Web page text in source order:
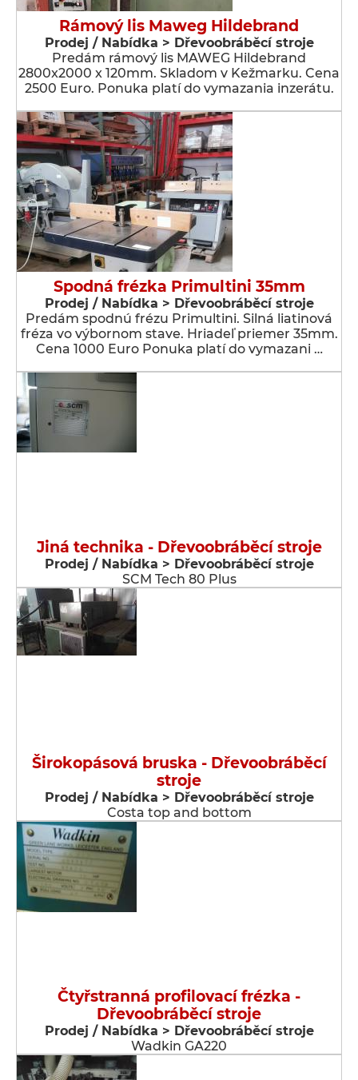
Rámový lis Maweg Hildebrand
Prodej / Nabídka > Dřevoobráběcí stroje
Predám rámový lis MAWEG Hildebrand
2800x2000 x 120mm. Skladom v Kežmarku. Cena
2500 Euro. Ponuka platí do vymazania inzerátu.
Spodná frézka Primultini 35mm
Prodej / Nabídka > Dřevoobráběcí stroje
Predám spodnú frézu Primultini. Silná liatinová
fréza vo výbornom stave. Hriadeľ priemer 35mm.
Cena 1000 Euro Ponuka platí do vymazani …
Jiná technika - Dřevoobráběcí stroje
Prodej / Nabídka > Dřevoobráběcí stroje
SCM Tech 80 Plus
Širokopásová bruska - Dřevoobráběcí
stroje
Prodej / Nabídka > Dřevoobráběcí stroje
Costa top and bottom
Čtyřstranná profilovací frézka -
Dřevoobráběcí stroje
Prodej / Nabídka > Dřevoobráběcí stroje
Wadkin GA220